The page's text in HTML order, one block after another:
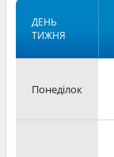
ДЕНЬ
ТИЖНЯ
Понеділок